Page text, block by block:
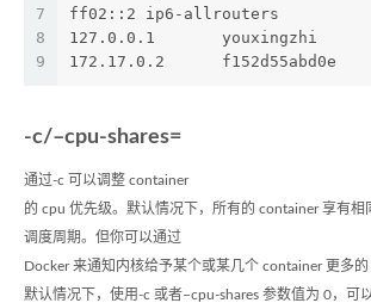
7
8
9
ff02::2	ip6-allrouters
127.0.0.1	youxingzhi
172.17.0.2	f152d55abd0e
-c/–cpu-shares=
通过-c 可以调整 container
的 cpu 优先级。默认情况下，所有的 container 享有相
调度周期。但你可以通过
Docker 来通知内核给予某个或某几个 container 更多的
默认情况下，使用-c 或者–cpu-shares 参数值为 0，可